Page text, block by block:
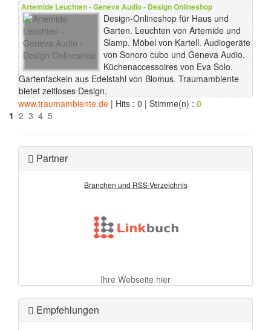
Artemide Leuchten - Geneva Audio - Design Onlineshop
Design-Onlineshop für Haus und
Garten. Leuchten von Artemide und
Slamp. Möbel von Kartell. Audiogeräte
von Sonoro cubo und Geneva Audio.
Küchenaccessoires von Eva Solo.
Gartenfackeln aus Edelstahl von Blomus. Traumambiente
bietet zeitloses Design.
www.traumambiente.de | Hits : 0 | Stimme(n) : 0
1 2 3 4 5
Partner
Branchen und RSS-Verzeichnis
Ihre Webseite hier
Empfehlungen